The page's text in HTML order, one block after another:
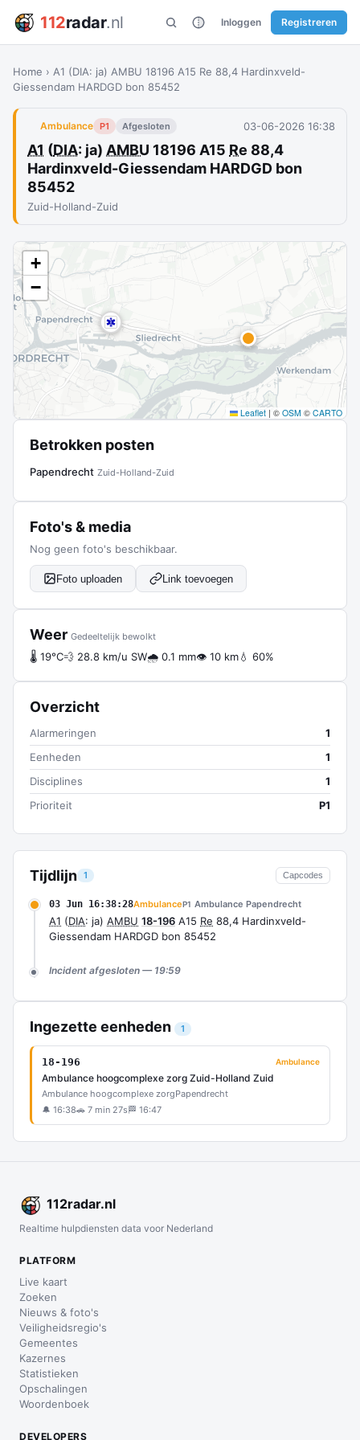
112radar.nl Inloggen Registreren
Home › A1 (DIA: ja) AMBU 18196 A15 Re 88,4 Hardinxveld-
Giessendam HARDGD bon 85452
Ambulance P1 Afgesloten 03-06-2026 16:38
A1 (DIA: ja) AMBU 18196 A15 Re 88,4
Hardinxveld-Giessendam HARDGD bon
85452
Zuid-Holland-Zuid
Tijdlijn 1 Capcodes
03 Jun 16:38:28AmbulanceP1 Ambulance Papendrecht
A1 (DIA: ja) AMBU 18-196 A15 Re 88,4 Hardinxveld-
Giessendam HARDGD bon 85452
Incident afgesloten — 19:59
Ingezette eenheden 1
18-196 Ambulance
Ambulance hoogcomplexe zorg Zuid-Holland Zuid
Ambulance hoogcomplexe zorgPapendrecht
🔔 16:38🚗 7 min 27s 🏁 16:47
+
−
Leaflet | © OSM © CARTO
Betrokken posten
Papendrecht Zuid-Holland-Zuid
Foto's & media
Nog geen foto's beschikbaar.
Foto uploaden Link toevoegen
Weer Gedeeltelijk bewolkt
🌡 19°C💨 28.8 km/u SW🌧 0.1 mm👁 10 km💧 60%
Overzicht
Alarmeringen
1
Eenheden
1
Disciplines
1
Prioriteit
P1
112radar.nl
Realtime hulpdiensten data voor Nederland
PLATFORM
Live kaart
Zoeken
Nieuws & foto's
Veiligheidsregio's
Gemeentes
Kazernes
Statistieken
Opschalingen
Woordenboek
DEVELOPERS